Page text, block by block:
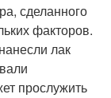
сделанного
факторов.
лак
прослужить